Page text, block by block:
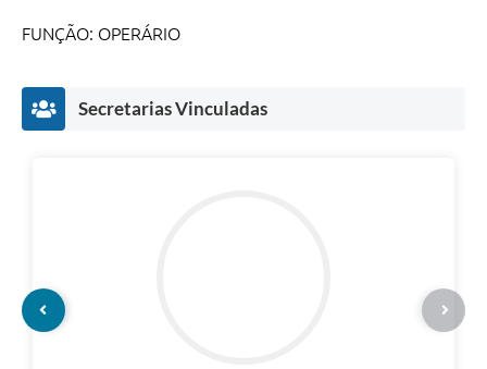
FUNÇÃO: OPERÁRIO
Secretarias Vinculadas